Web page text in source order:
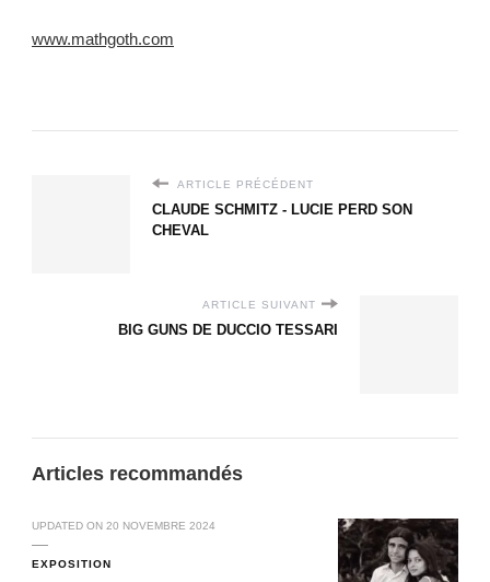
www.mathgoth.com
ARTICLE PRÉCÉDENT
CLAUDE SCHMITZ - LUCIE PERD SON
CHEVAL
ARTICLE SUIVANT
BIG GUNS DE DUCCIO TESSARI
Articles recommandés
UPDATED ON 20 NOVEMBRE 2024
EXPOSITION